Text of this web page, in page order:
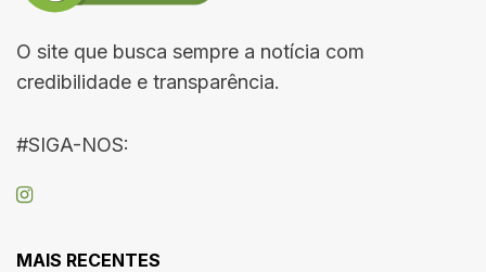
O site que busca sempre a notícia com
credibilidade e transparência.
#SIGA-NOS:
MAIS RECENTES